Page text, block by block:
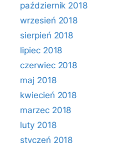
październik 2018
wrzesień 2018
sierpień 2018
lipiec 2018
czerwiec 2018
maj 2018
kwiecień 2018
marzec 2018
luty 2018
styczeń 2018